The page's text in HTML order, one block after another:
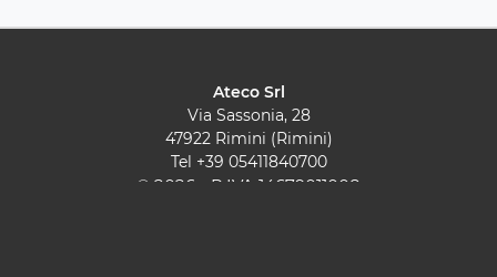
Ateco Srl
Via Sassonia, 28
47922 Rimini (Rimini)
Tel +39 05411840700
© 2026 - P.IVA 14679011008